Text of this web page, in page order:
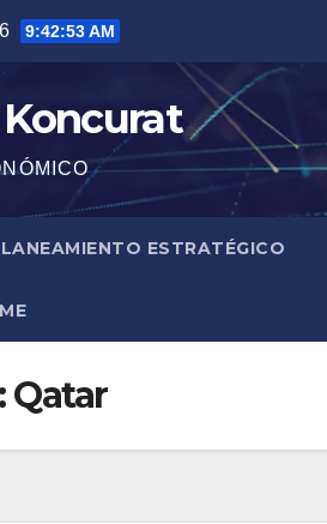
9:42:53 AM
ESTRATÉGICO
Qatar